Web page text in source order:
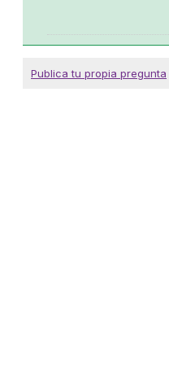
Publica tu propia pregunta